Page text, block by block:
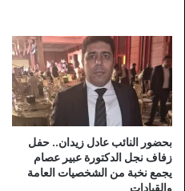
بحضور النائب عادل زيدان.. حفل
زفاف نجل الدكتورة عبير عصام
يجمع نخبة من الشخصيات العامة
والقيادات